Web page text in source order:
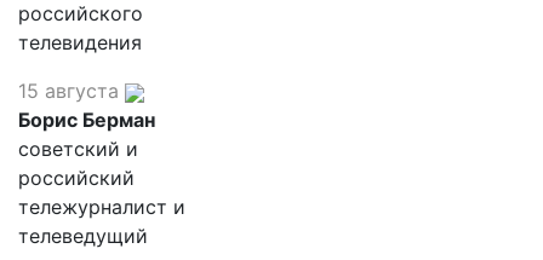
российского
телевидения
15 августа
Борис Берман
советский и
российский
тележурналист и
телеведущий